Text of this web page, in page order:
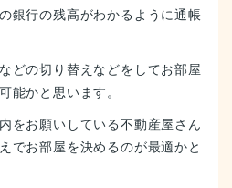
銀行の残高がわかるように通帳
どの切り替えなどをしてお部屋
能かと思います。
をお願いしている不動産屋さん
でお部屋を決めるのが最適かと